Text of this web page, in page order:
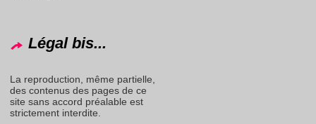
Légal bis...
La reproduction, même partielle,
des contenus des pages de ce
site sans accord préalable est
strictement interdite.